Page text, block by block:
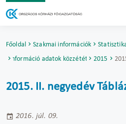
Főoldal Szakmai információk
Árinformáció adatok közzététele2015
2015. II. negyedév
2016. júl. 09.